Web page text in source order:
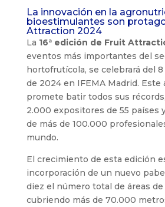
La innovación en la
bioestimulantes son
Attraction 2024
La 16ª edición de Fruit
eventos más importantes del
hortofrutícola, se celebrará del
de 2024 en IFEMA Madrid. Este
promete batir todos sus
2.000 expositores de 55 países
de más de 100.000
mundo.
El crecimiento de esta edición
incorporación de un nuevo
diez el número total de áreas
cubriendo más de 70.000